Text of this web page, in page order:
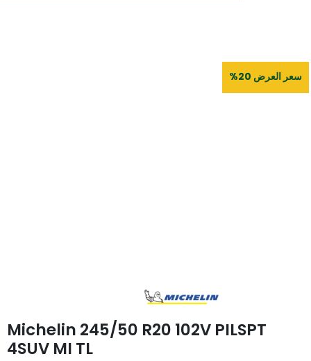
سعر العرض 20%
Michelin 245/50 R20 102V PILSPT
4SUV MI TL